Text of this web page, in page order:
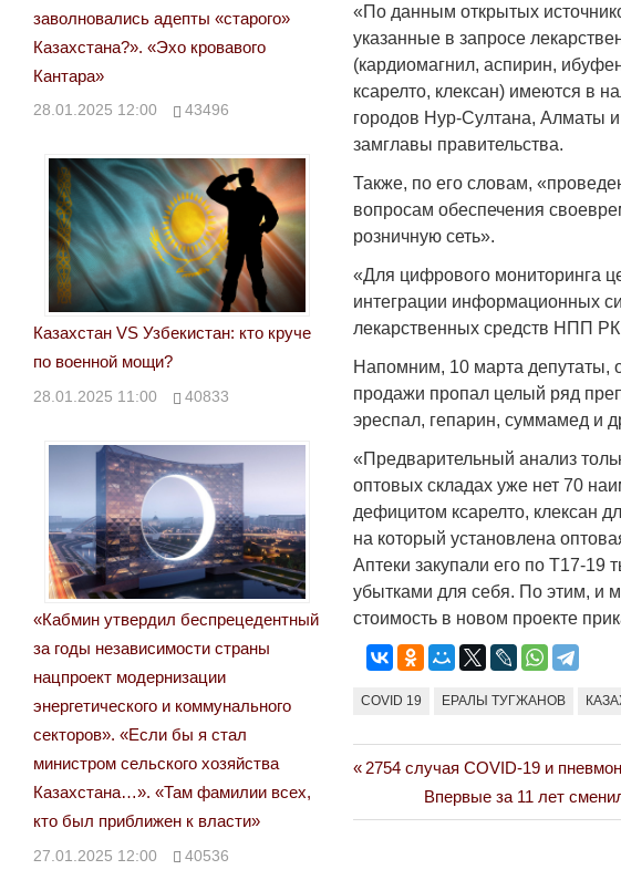
«По данным открытых
указанные в запросе
(кардиомагнил, аспирин,
ксарелто, клексан) имеются в
городов Нур-Султана, Алматы
замглавы правительства.
Также, по его словам,
вопросам обеспечения
розничную сеть».
«Для цифрового мониторинга
интеграции информационных
лекарственных средств НПП
Напомним, 10 марта депутаты,
продажи пропал целый ряд
эреспал, гепарин, суммамед и
«Предварительный анализ
оптовых складах уже нет 70
дефицитом ксарелто, клексан
на который установлена
Аптеки закупали его по Т17-19
убытками для себя. По этим, и
стоимость в новом проекте
COVID 19 ЕРАЛЫ ТУГЖАНОВ
Навигация
по
Previous
2754 случая COVID-19 и
Next
Post:
Впервые за 11 лет
заволновались адепты «старого»
Казахстана?». «Эхо кровавого
Кантара»
28.01.2025 12:00 43496
Казахстан VS Узбекистан: кто круче
по военной мощи?
28.01.2025 11:00 40833
«Кабмин утвердил беспрецедентный
за годы независимости страны
нацпроект модернизации
энергетического и коммунального
секторов». «Если бы я стал
министром сельского хозяйства
Казахстана…». «Там фамилии всех,
кто был приближен к власти»
27.01.2025 12:00 40536